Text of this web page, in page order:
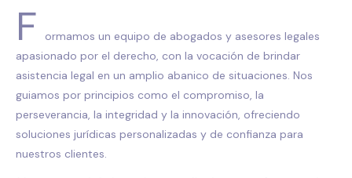
F
ormamos un equipo de abogados y asesores legales
apasionado por el derecho, con la vocación de brindar
asistencia legal en un amplio abanico de situaciones. Nos
guiamos por principios como el compromiso, la
perseverancia, la integridad y la innovación, ofreciendo
soluciones jurídicas personalizadas y de confianza para
nuestros clientes.